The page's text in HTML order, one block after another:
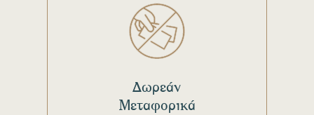
Δωρεάν
Μεταφορικά